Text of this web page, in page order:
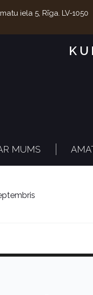
iela 5, Rīga. LV-1050
MUMS